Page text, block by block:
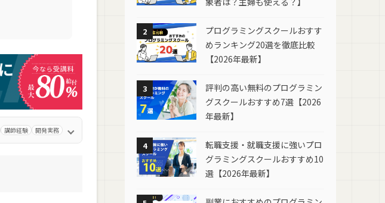
講師経験 開発実務
2
プログラミングスクールおすす
めランキング20選を徹底比較
【2026年最新】
3
評判の高い無料のプログラミン
グスクールおすすめ7選【2026
年最新】
4
転職支援・就職支援に強いプロ
グラミングスクールおすすめ10
選【2026年最新】